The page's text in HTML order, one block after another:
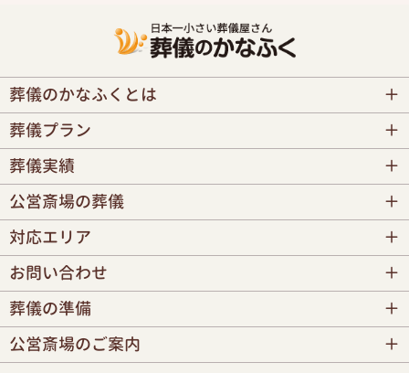
葬儀のかなふくとは
葬儀プラン
葬儀実績
公営斎場の葬儀
対応エリア
お問い合わせ
葬儀の準備
公営斎場のご案内